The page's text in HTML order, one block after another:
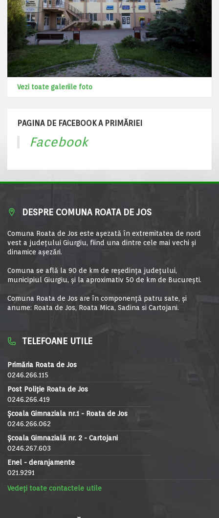
Vezi toate galeriile foto
PAGINA DE FACEBOOK A PRIMĂRIEI
Facebook
DESPRE COMUNA ROATA DE JOS
Comuna Roata de Jos este aşezată în extremitatea de nord
vest a judeţului Giurgiu, fiind una dintre cele mai vechi şi
dinamice aşezări.
Comuna se află la 90 de km de reşedinţa judeţului,
municipiul Giurgiu, şi la aproximativ 50 de km de Bucureşti.
Comuna Roata de Jos are în componență patru sate, și
anume: Roata de Jos, Roata Mica, Sadina si Cartojani.
TELEFOANE UTILE
Primăria Roata de Jos
0246.266.115
Post Poliție Roata de Jos
0246.266.419
Școala Gimnaziala nr.1 - Roata de Jos
0246.266.062
Școala Gimnazială nr. 2 - Cartojani
0246.267.603
Enel - deranjamente
021.9291
Vedeți toate contactele utile